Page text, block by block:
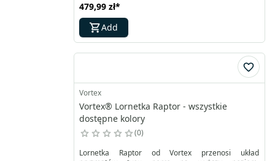
wyraźny obraz przy szerokim polu widzenia,
umożliwiając szybkie skanowanie terenu. Waży
jedynie 360 gramów, ma przystępną cenę i oferuje
więcej możliwości niż inne produkty w swojej klasie.
479,99 zł*
Add
Vortex
Vortex® Lornetka Raptor - wszystkie
dostępne kolory
0
Lornetka Raptor od Vortex przenosi układ